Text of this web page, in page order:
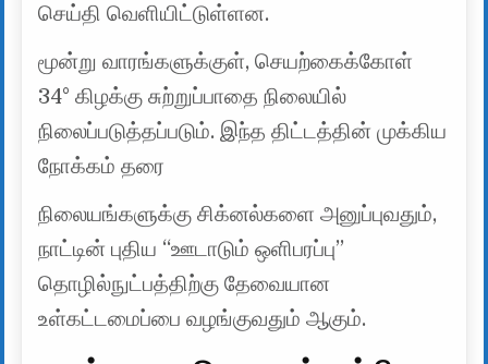
செய்தி வெளியிட்டுள்ளன.
மூன்று வாரங்களுக்குள், செயற்கைக்கோள்
34° கிழக்கு சுற்றுப்பாதை நிலையில்
நிலைப்படுத்தப்படும். இந்த திட்டத்தின் முக்கிய
நோக்கம் தரை
நிலையங்களுக்கு சிக்னல்களை அனுப்புவதும்,
நாட்டின் புதிய “ஊடாடும் ஒளிபரப்பு”
தொழில்நுட்பத்திற்கு தேவையான
உள்கட்டமைப்பை வழங்குவதும் ஆகும்.